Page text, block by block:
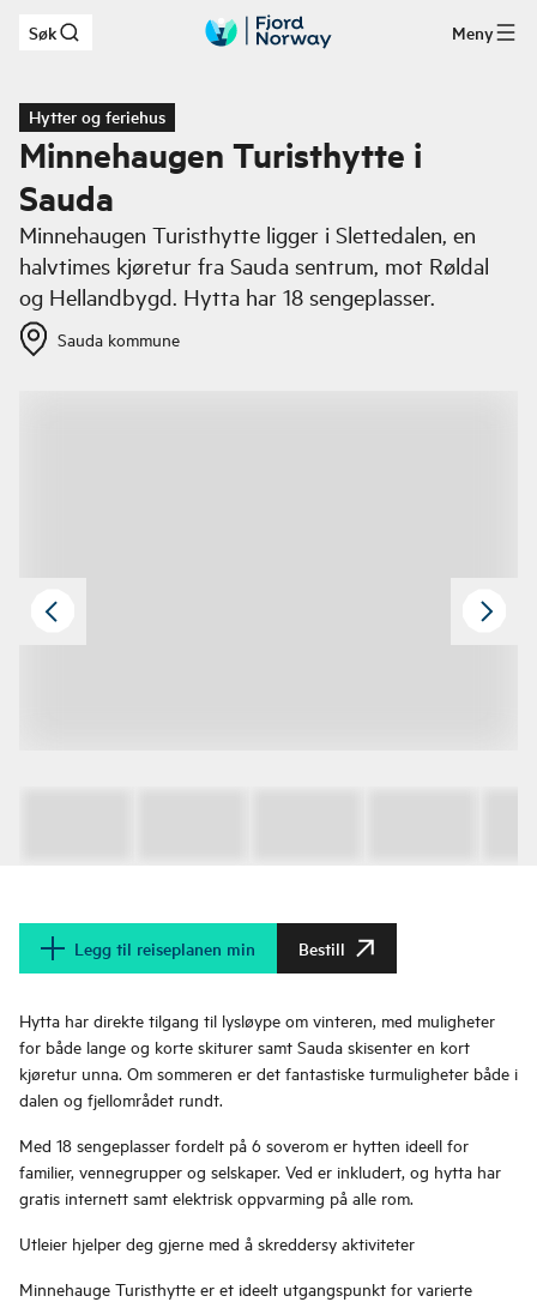
Hopp til hovedinnhold
Søk Meny
Hytter og feriehus
Minnehaugen Turisthytte i
Sauda
Minnehaugen Turisthytte ligger i Slettedalen, en
halvtimes kjøretur fra Sauda sentrum, mot Røldal
og Hellandbygd. Hytta har 18 sengeplasser.
Sauda kommune
Legg til reiseplanen min Bestill
Hytta har direkte tilgang til lysløype om vinteren, med muligheter
for både lange og korte skiturer samt Sauda skisenter en kort
kjøretur unna. Om sommeren er det fantastiske turmuligheter både i
dalen og fjellområdet rundt.
Med 18 sengeplasser fordelt på 6 soverom er hytten ideell for
familier, vennegrupper og selskaper. Ved er inkludert, og hytta har
gratis internett samt elektrisk oppvarming på alle rom.
Utleier hjelper deg gjerne med å skreddersy aktiviteter
Minnehauge Turisthytte er et ideelt utgangspunkt for varierte